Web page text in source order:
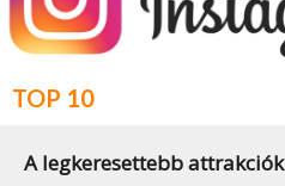
TOP 10
A legkeresettebb attrakciók